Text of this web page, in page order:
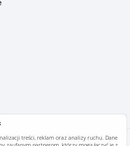
treści, reklam oraz analizy ruchu. Dane